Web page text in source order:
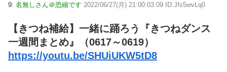
9: 名無しさん＠恐縮です 2022/06/27(月) 21:00:03.09 ID:Jfs5wvLq0
【きつね補給】一緒に踊ろう『きつねダンス
一週間まとめ』（0617～0619）
https://youtu.be/SHUiUKW5tD8